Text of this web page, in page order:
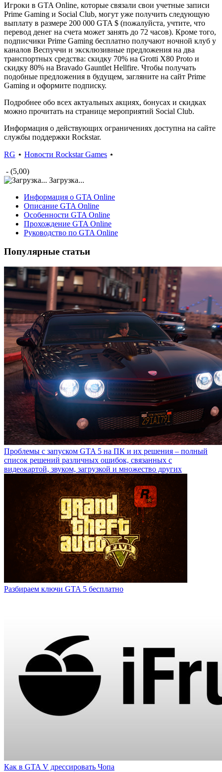
Игроки в GTA Online, которые связали свои учетные записи
Prime Gaming и Social Club, могут уже получить следующую
выплату в размере 200 000 GTA $ (пожалуйста, учтите, что
перевод денег на счета может занять до 72 часов). Кроме того,
подписчики Prime Gaming бесплатно получают ночной клуб у
каналов Веспуччи и эксклюзивные предложения на два
транспортных средства: скидку 70% на Grotti X80 Proto и
скидку 80% на Bravado Gauntlet Hellfire. Чтобы получать
подобные предложения в будущем, загляните на сайт Prime
Gaming и оформите подписку.
Подробнее обо всех актуальных акциях, бонусах и скидках
можно прочитать на странице мероприятий Social Club.
Информация о действующих ограничениях доступна на сайте
службы поддержки Rockstar.
RG ⋆ Новости Rockstar Games ⋆
- (5,00)
Загрузка...
Информация о GTA Online
Описание GTA Online
Особенности GTA Online
Прохождение GTA Online
Руководство по GTA Online
Популярные статьи
Проблемы с запуском GTA 5 на ПК и их решения – полный
список решений различных ошибок, связанных с
видеокартой, звуком, загрузкой и множество других
Разбираем ключи GTA 5 бесплатно
Как в GTA V дрессировать Чопа